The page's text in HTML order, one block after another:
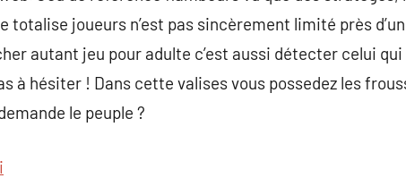
totalise joueurs n’est pas sincèrement limité près
autant jeu pour adulte c’est aussi détecter celui
à hésiter ! Dans cette valises vous possedez les
le peuple ?